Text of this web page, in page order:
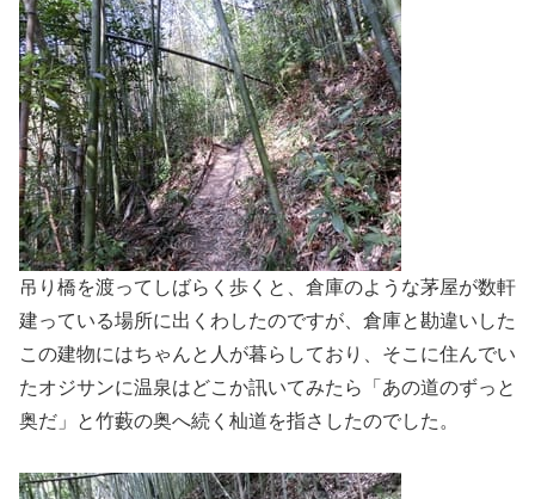
吊り橋を渡ってしばらく歩くと、倉庫のような茅屋が数軒
建っている場所に出くわしたのですが、倉庫と勘違いした
この建物にはちゃんと人が暮らしており、そこに住んでい
たオジサンに温泉はどこか訊いてみたら「あの道のずっと
奥だ」と竹藪の奥へ続く杣道を指さしたのでした。